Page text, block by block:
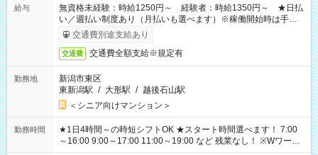
給与
無資格未経験：時給1250円～ 経験者：時給1350円～ ★日払
い／週払い制度あり（月払いも選べます）※稼働開始時は手続き
完了次第のお支払いとなります。
交通費別途支給あり
交通費 交通費全額支給※規定有
勤務地
新潟市東区
東新潟駅 / 大形駅 / 越後石山駅
＜シニア向けマンション＞
勤務時間
★1日4時間～の時短シフトOK ★スタート時間選べます！ 7:00
～16:00 9:00～17:00 11:00～19:00 など 残業なし！ ※Wワーク
の場合、他のお仕事と合わせ週40時間超の就業はご案内できま